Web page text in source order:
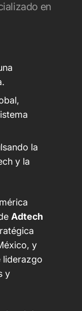
en
la
y la
Adtech
y
liderazgo
y